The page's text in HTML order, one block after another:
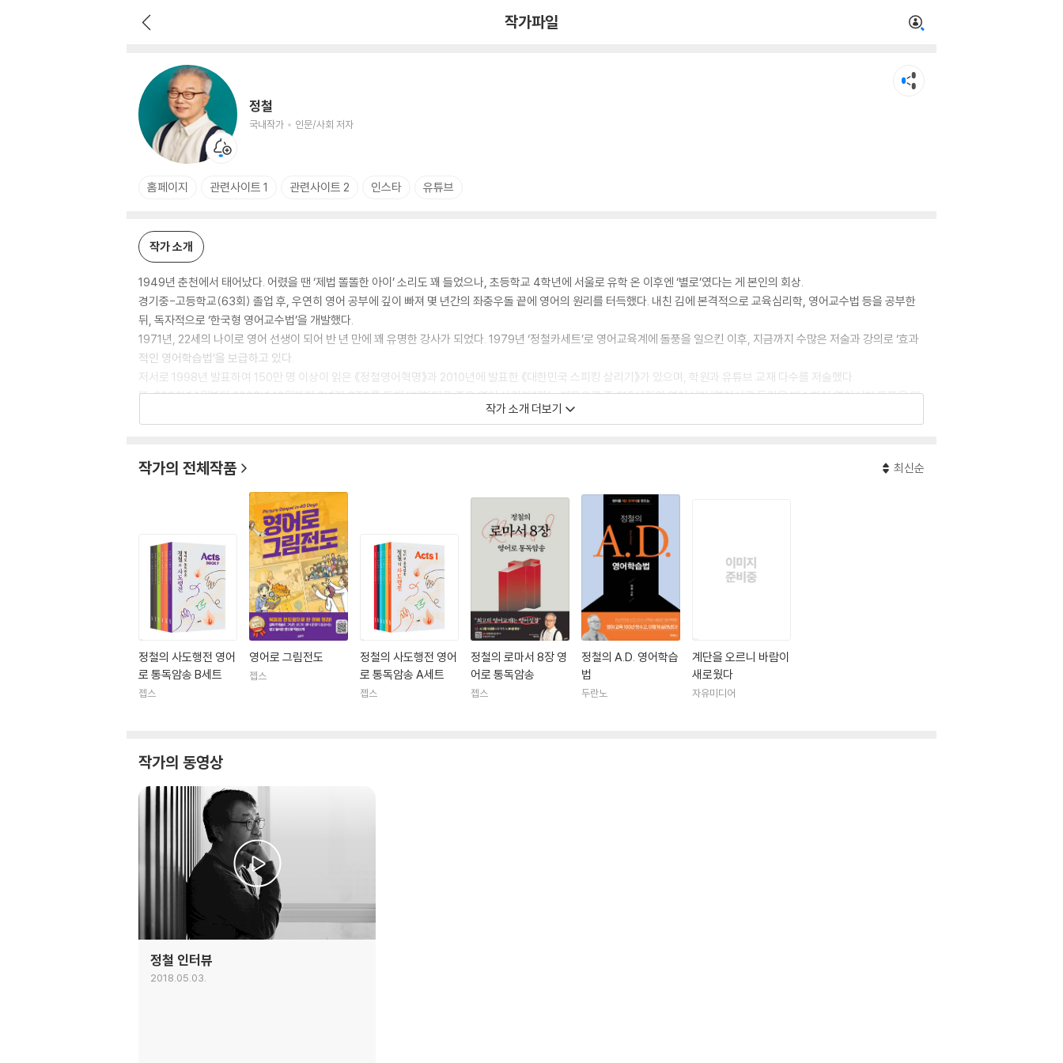
작가파일
정철
국내작가 인문/사회 저자
홈페이지 관련사이트 1 관련사이트 2 인스타 유튜브
작가 소개
1949년 춘천에서 태어났다. 어렸을 땐 ‘제법 똘똘한 아이’ 소리도 꽤 들었으나, 초등학교 4학년에 서울로 유학 온 이후엔 ‘별로’였다는 게 본인의 회상.
경기중-고등학교(63회) 졸업 후, 우연히 영어 공부에 깊이 빠져 몇 년간의 좌충우돌 끝에 영어의 원리를 터득했다. 내친 김에 본격적으로 교육심리학, 영어교수법 등을 공부한
뒤, 독자적으로 ‘한국형 영어교수법’을 개발했다.
1971년, 22세의 나이로 영어 선생이 되어 반 년 만에 꽤 유명한 강사가 되었다. 1979년 ‘정철카세트’로 영어교육계에 돌풍을 일으킨 이후, 지금까지 수많은 저술과 강의로 ‘효과
적인 영어학습법’을 보급하고 있다.
저서로 1998년 발표하여 150만 명 이상이 읽은 《정철영어혁명》과 2010년에 발표한 《대한민국 스피킹 살리기》가 있으며, 학원과 유튜브 교재 다수를 저술했다.
또, 2006년 1월부터 2008년 12월까지 3년간 CTS를 통해 “대한민국 죽은 영어 살리기”라는 제목으로 총 215시간의 영어성경/영어설교 특강을 방송하여 영어성경 돌풍을 일
으켰고, 2010년부터 2018년까지 9년간 극동방송에서 “정철의 영어성경 통독 암송”을 방송했다.
다. ‘B. C. 학습법’은 ‘Before Christ’, 즉 예수님을 만나기 전에 사용하던, 고생만 되고 효과도 별로 없는 학습법이고, ‘A. D. 학습법’은 ‘Anno Domini’, 즉 예수님이 주관하시는
교수법으로 하나님의 창조 원리에 맞춰 배우는 쉽고, 강력하고, 재미있는 학습법이다.
이 책은 이에 대해 자세히 설명한다.
홈페이지 jebs.kr
유튜브 정철영어성경TV / 젭스
작가 소개 더보기
작가의 전체작품 최신순
정철의 사도행전 영어
로 통독암송 B세트
젭스
영어로 그림전도
젭스
정철의 사도행전 영어
로 통독암송 A세트
젭스
정철의 로마서 8장 영
어로 통독암송
젭스
정철의 A.D. 영어학습
법
두란노
계단을 오르니 바람이
새로웠다
자유미디어
작가의 동영상
정철 인터뷰
2018.05.03.